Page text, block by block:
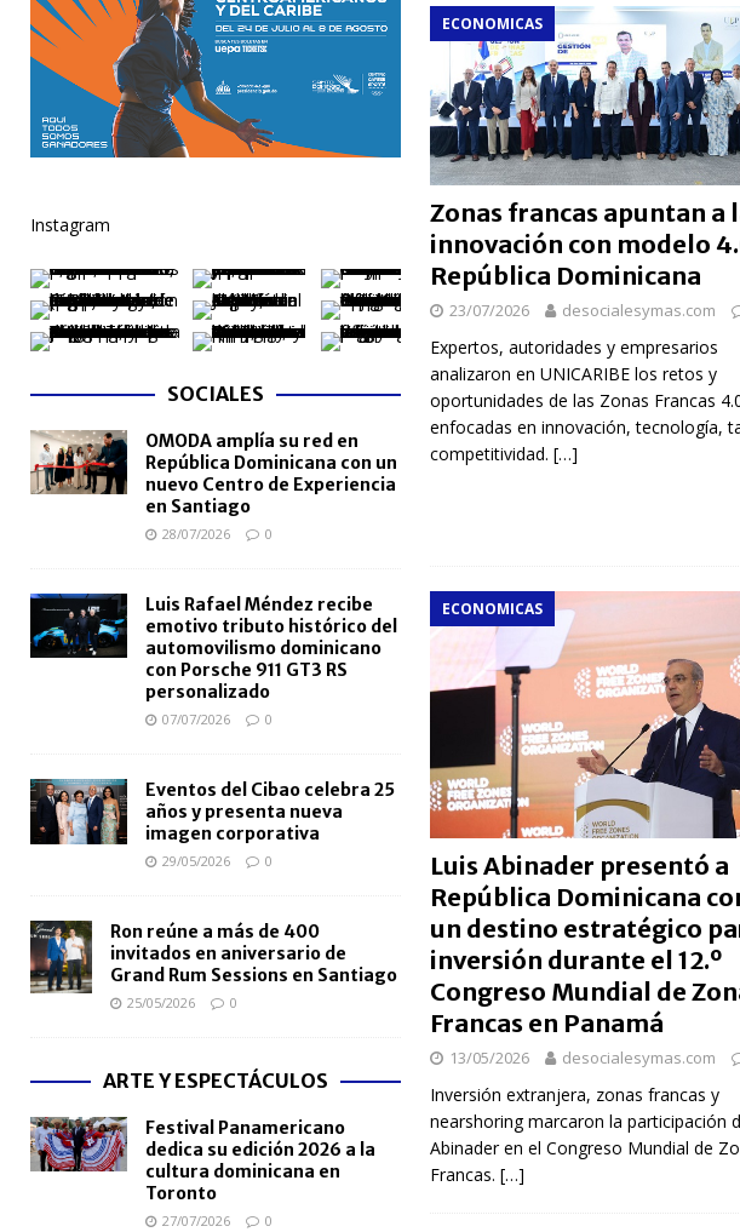
[ 04/08/2026 ] Amistad 2026 llevará atención médica gratuita y capacitación
[ 04/08/2026 ]
Migración somete a la justicia a hombre acusado de agredir
NACIONALES
[ 06/08/2026 ]
Mujer reportada como desaparecida es localizada por agente
Becas internacionales benefician a 1,500 jóvenes dominicanos
extranjero
NACIONALES
[ 05/08/2026 ]
Meta RD 2036 reúne a Gobierno, universidades y sector
nacional
NACIONALES
[ 05/08/2026 ] Lactancia materna fortalece la salud del bebé y la madre,
[ 05/08/2026 ] TRAE incorpora 29 autobuses para ampliar el transporte
NACIONALES
ECONOMICAS
Zonas francas apuntan a
innovación con modelo
República Dominicana
23/07/2026 desocialesymas.com
Expertos, autoridades y empresarios
analizaron en UNICARIBE los retos y
oportunidades de las Zonas Francas
enfocadas en innovación, tecnología,
competitividad. […]
ECONOMICAS
Luis Abinader presentó a
República Dominicana
un destino estratégico
inversión durante el 12.º
Congreso Mundial de
Francas en Panamá
13/05/2026 desocialesymas.com
Inversión extranjera, zonas francas y
nearshoring marcaron la participación
Abinader en el Congreso Mundial de
Francas. […]
Instagram
SOCIALES
OMODA amplía su red en
República Dominicana con un
nuevo Centro de Experiencia
en Santiago
28/07/2026 0
Luis Rafael Méndez recibe
emotivo tributo histórico del
automovilismo dominicano
con Porsche 911 GT3 RS
personalizado
07/07/2026 0
Eventos del Cibao celebra 25
años y presenta nueva
imagen corporativa
29/05/2026 0
Ron reúne a más de 400
invitados en aniversario de
Grand Rum Sessions en Santiago
25/05/2026 0
ARTE Y ESPECTÁCULOS
Festival Panamericano
dedica su edición 2026 a la
cultura dominicana en
Toronto
27/07/2026 0